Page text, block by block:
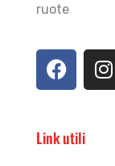
ruote
Link utili